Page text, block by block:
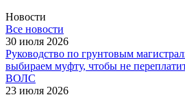
Новости
Все новости
30 июля 2026
Руководство по грунтовым
выбираем муфту, чтобы не
ВОЛС
23 июля 2026